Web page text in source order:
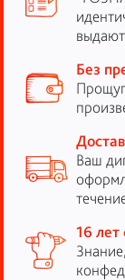
Без
Ваш
16 лет